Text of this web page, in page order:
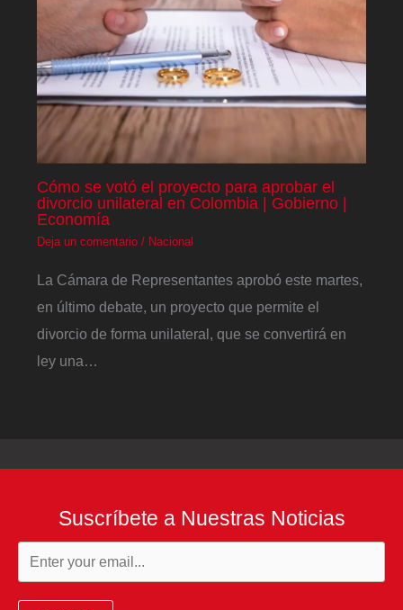
Cómo se votó el proyecto para aprobar el
divorcio unilateral en Colombia | Gobierno |
Economía
Deja un comentario / Nacional
La Cámara de Representantes aprobó este martes,
en último debate, un proyecto que permite el
divorcio de forma unilateral, que se convertirá en
ley una…
Suscríbete a Nuestras Noticias